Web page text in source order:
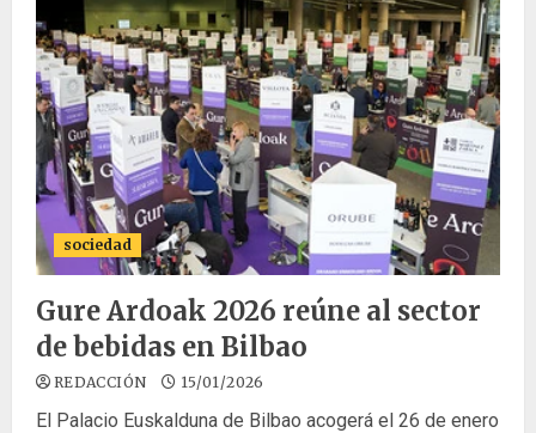
sociedad
Gure Ardoak 2026 reúne al sector
de bebidas en Bilbao
REDACCIÓN 15/01/2026
El Palacio Euskalduna de Bilbao acogerá el 26 de enero